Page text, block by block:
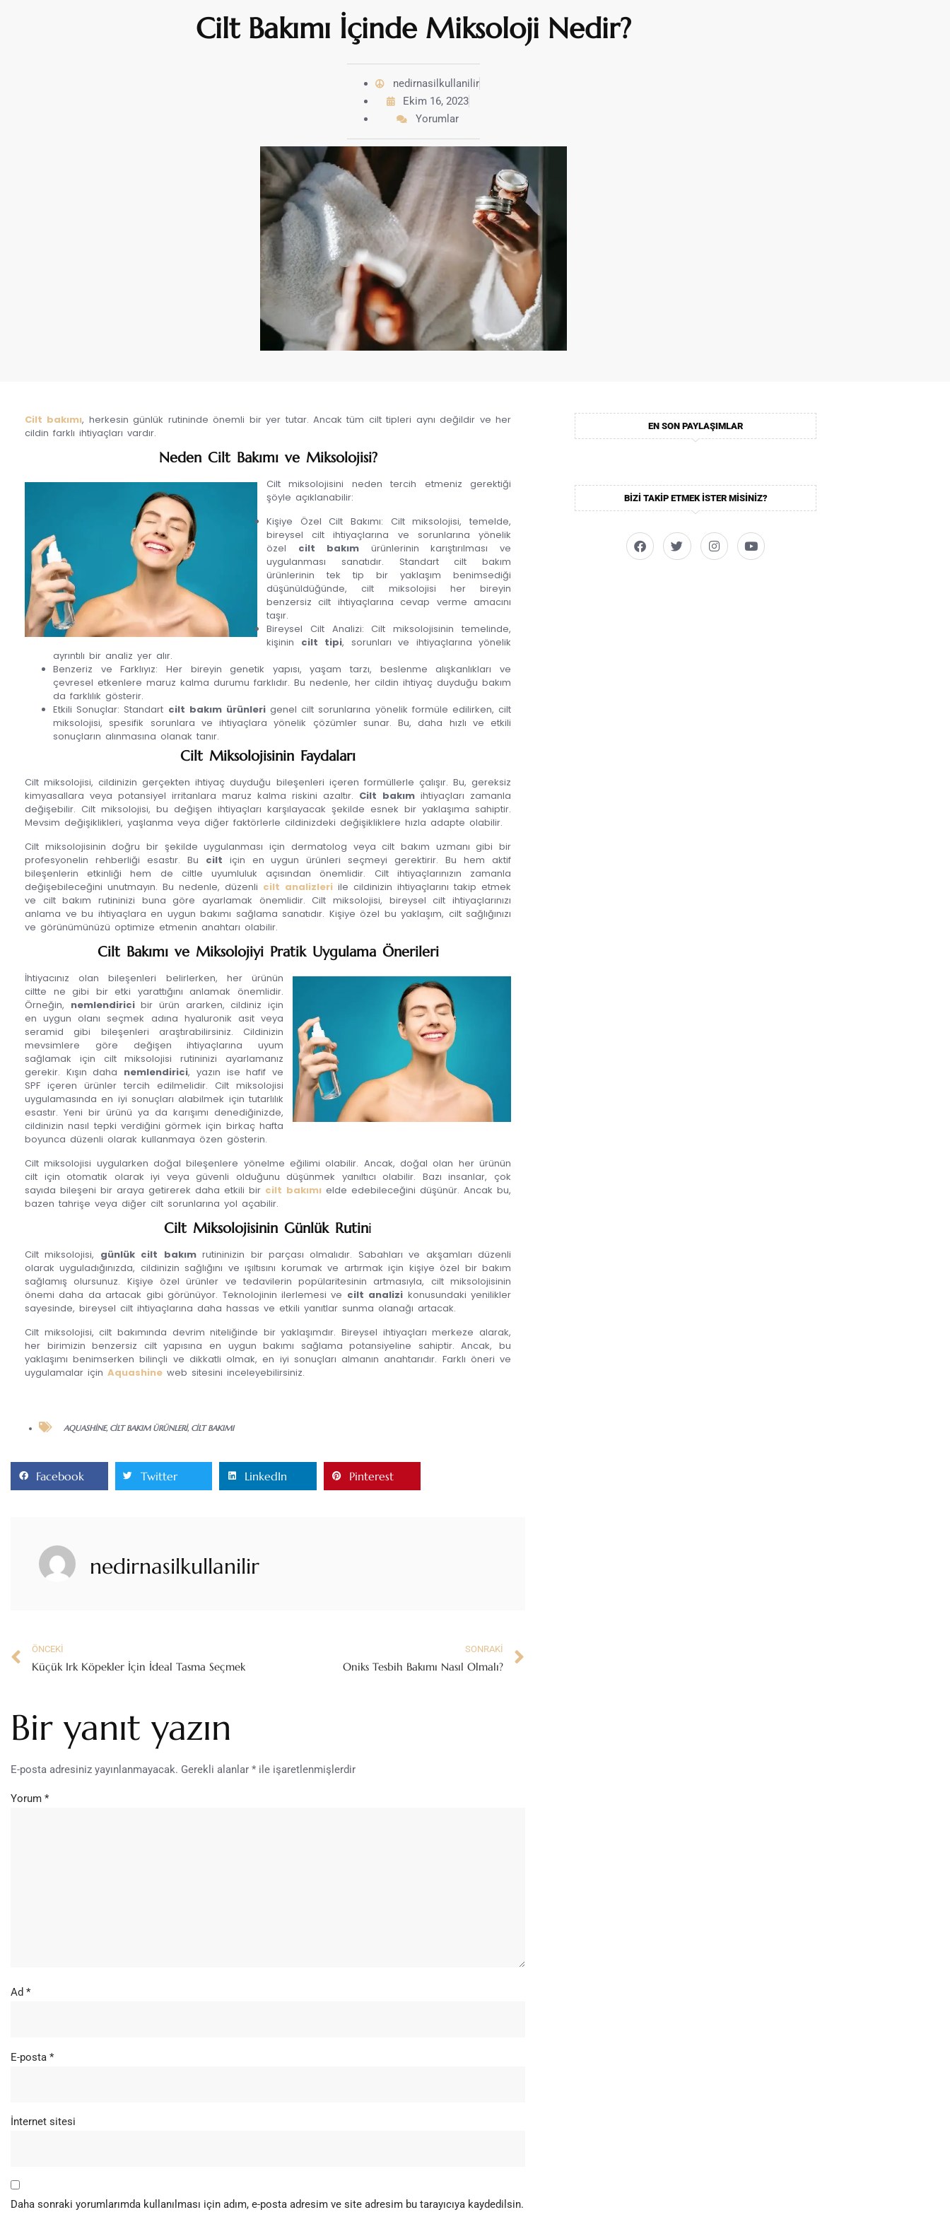
Cilt Bakımı İçinde Miksoloji Nedir?
nedirnasilkullanilir
Ekim 16, 2023
Yorumlar
Cilt bakımı, herkesin günlük rutininde önemli bir yer tutar. Ancak tüm cilt tipleri aynı değildir ve her
cildin farklı ihtiyaçları vardır.
Neden Cilt Bakımı ve Miksolojisi?
Cilt miksolojisini neden tercih etmeniz gerektiği
şöyle açıklanabilir:
Kişiye Özel Cilt Bakımı: Cilt miksolojisi, temelde,
bireysel cilt ihtiyaçlarına ve sorunlarına yönelik
özel cilt bakım ürünlerinin karıştırılması ve
uygulanması sanatıdır. Standart cilt bakım
ürünlerinin tek tip bir yaklaşım benimsediği
düşünüldüğünde, cilt miksolojisi her bireyin
benzersiz cilt ihtiyaçlarına cevap verme amacını
taşır.
Bireysel Cilt Analizi: Cilt miksolojisinin temelinde,
kişinin cilt tipi, sorunları ve ihtiyaçlarına yönelik
ayrıntılı bir analiz yer alır.
Benzeriz ve Farklıyız: Her bireyin genetik yapısı, yaşam tarzı, beslenme alışkanlıkları ve
çevresel etkenlere maruz kalma durumu farklıdır. Bu nedenle, her cildin ihtiyaç duyduğu bakım
da farklılık gösterir.
Etkili Sonuçlar: Standart cilt bakım ürünlerigenel cilt sorunlarına yönelik formüle edilirken, cilt
miksolojisi, spesifik sorunlara ve ihtiyaçlara yönelik çözümler sunar. Bu, daha hızlı ve etkili
sonuçların alınmasına olanak tanır.
Cilt Miksolojisinin Faydaları
Cilt miksolojisi, cildinizin gerçekten ihtiyaç duyduğu bileşenleri içeren formüllerle çalışır. Bu, gereksiz
kimyasallara veya potansiyel irritanlara maruz kalma riskini azaltır. Cilt bakım ihtiyaçları zamanla
değişebilir. Cilt miksolojisi, bu değişen ihtiyaçları karşılayacak şekilde esnek bir yaklaşıma sahiptir.
Mevsim değişiklikleri, yaşlanma veya diğer faktörlerle cildinizdeki değişikliklere hızla adapte olabilir.
Cilt miksolojisinin doğru bir şekilde uygulanması için dermatolog veya cilt bakım uzmanı gibi bir
profesyonelin rehberliği esastır. Bu cilt için en uygun ürünleri seçmeyi gerektirir. Bu hem aktif
bileşenlerin etkinliği hem de ciltle uyumluluk açısından önemlidir. Cilt ihtiyaçlarınızın zamanla
değişebileceğini unutmayın. Bu nedenle, düzenli cilt analizleri ile cildinizin ihtiyaçlarını takip etmek
ve cilt bakım rutininizi buna göre ayarlamak önemlidir. Cilt miksolojisi, bireysel cilt ihtiyaçlarınızı
anlama ve bu ihtiyaçlara en uygun bakımı sağlama sanatıdır. Kişiye özel bu yaklaşım, cilt sağlığınızı
ve görünümünüzü optimize etmenin anahtarı olabilir.
Cilt Bakımı ve Miksolojiyi Pratik Uygulama Önerileri
İhtiyacınız olan bileşenleri belirlerken, her ürünün
ciltte ne gibi bir etki yarattığını anlamak önemlidir.
Örneğin, nemlendiricibir ürün ararken, cildiniz için
en uygun olanı seçmek adına hyaluronik asit veya
seramid gibi bileşenleri araştırabilirsiniz. Cildinizin
mevsimlere göre değişen ihtiyaçlarına uyum
sağlamak için cilt miksolojisi rutininizi ayarlamanız
gerekir. Kışın daha nemlendirici, yazın ise hafif ve
SPF içeren ürünler tercih edilmelidir. Cilt miksolojisi
uygulamasında en iyi sonuçları alabilmek için tutarlılık
esastır. Yeni bir ürünü ya da karışımı denediğinizde,
cildinizin nasıl tepki verdiğini görmek için birkaç hafta
boyunca düzenli olarak kullanmaya özen gösterin.
Cilt miksolojisi uygularken doğal bileşenlere yönelme eğilimi olabilir. Ancak, doğal olan her ürünün
cilt için otomatik olarak iyi veya güvenli olduğunu düşünmek yanıltıcı olabilir. Bazı insanlar, çok
sayıda bileşeni bir araya getirerek daha etkili bir cilt bakımı elde edebileceğini düşünür. Ancak bu,
bazen tahrişe veya diğer cilt sorunlarına yol açabilir.
Cilt Miksolojisinin Günlük Rutini
Cilt miksolojisi, günlük cilt bakımrutininizin bir parçası olmalıdır. Sabahları ve akşamları düzenli
olarak uyguladığınızda, cildinizin sağlığını ve ışıltısını korumak ve artırmak için kişiye özel bir bakım
sağlamış olursunuz. Kişiye özel ürünler ve tedavilerin popülaritesinin artmasıyla, cilt miksolojisinin
önemi daha da artacak gibi görünüyor. Teknolojinin ilerlemesi ve cilt analizi konusundaki yenilikler
sayesinde, bireysel cilt ihtiyaçlarına daha hassas ve etkili yanıtlar sunma olanağı artacak.
Cilt miksolojisi, cilt bakımında devrim niteliğinde bir yaklaşımdır. Bireysel ihtiyaçları merkeze alarak,
her birimizin benzersiz cilt yapısına en uygun bakımı sağlama potansiyeline sahiptir. Ancak, bu
yaklaşımı benimserken bilinçli ve dikkatli olmak, en iyi sonuçları almanın anahtarıdır. Farklı öneri ve
uygulamalar için Aquashine web sitesini inceleyebilirsiniz.
AQUASHINE, CILT BAKIM ÜRÜNLERI, CILT BAKIMI
Facebook Twitter LinkedIn Pinterest
nedirnasilkullanilir
ÖNCEKI
Küçük Irk Köpekler İçin İdeal Tasma Seçmek
SONRAKI
Oniks Tesbih Bakımı Nasıl Olmalı?
Bir yanıt yazın
E-posta adresiniz yayınlanmayacak. Gerekli alanlar * ile işaretlenmişlerdir
Yorum *
Ad *
E-posta *
İnternet sitesi
Daha sonraki yorumlarımda kullanılması için adım, e-posta adresim ve site adresim bu tarayıcıya kaydedilsin.
EN SON PAYLAŞIMLAR
BIZI TAKIP ETMEK ISTER MISINIZ?